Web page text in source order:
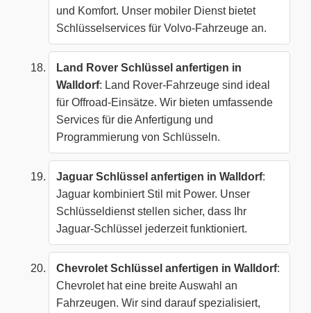
und Komfort. Unser mobiler Dienst bietet
Schlüsselservices für Volvo-Fahrzeuge an.
Land Rover Schlüssel anfertigen in
Walldorf: Land Rover-Fahrzeuge sind ideal
für Offroad-Einsätze. Wir bieten umfassende
Services für die Anfertigung und
Programmierung von Schlüsseln.
Jaguar Schlüssel anfertigen in Walldorf:
Jaguar kombiniert Stil mit Power. Unser
Schlüsseldienst stellen sicher, dass Ihr
Jaguar-Schlüssel jederzeit funktioniert.
Chevrolet Schlüssel anfertigen in Walldorf:
Chevrolet hat eine breite Auswahl an
Fahrzeugen. Wir sind darauf spezialisiert,